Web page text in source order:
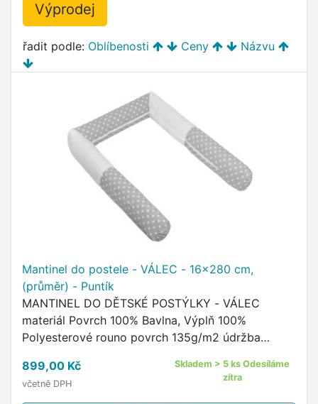
Výprodej
řadit podle: Oblíbenosti Ceny Názvu
Mantinel do postele - VÁLEC - 16x280 cm,
(průměr) - Puntík
MANTINEL DO DĚTSKÉ POSTÝLKY - VÁLEC
materiál Povrch 100% Bavlna, Výplň 100%
Polyesterové rouno povrch 135g/m2 údržba
sušičce nedoporučujeme údržba výplně …
899,00 Kč
včetně DPH
Skladem > 5 ks Odesíláme
zítra